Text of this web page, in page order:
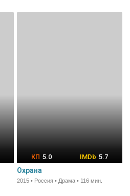
5.0 5.7
Охрана
2015 • Россия • Драма • 116 мин.